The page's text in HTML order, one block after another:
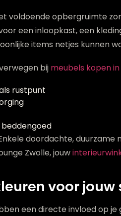
voldoende opbergruimte
een inloopkast, een
items netjes kunnen
bij meubels kopen
rustpunt
doordachte,
Zwolle, jouw
voor
een directe invloed op